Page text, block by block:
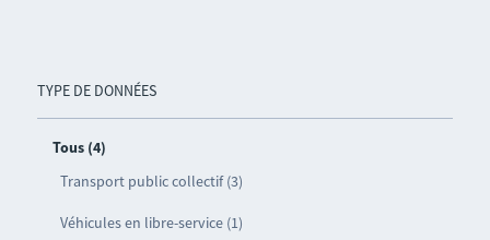
TYPE DE DONNÉES
Tous (4)
Transport public collectif (3)
Véhicules en libre-service (1)